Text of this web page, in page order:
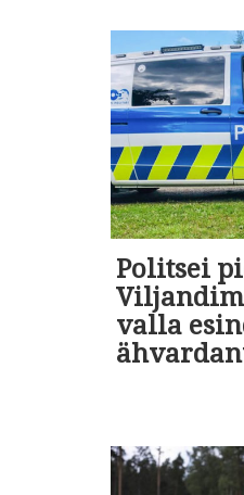
Politsei
valla